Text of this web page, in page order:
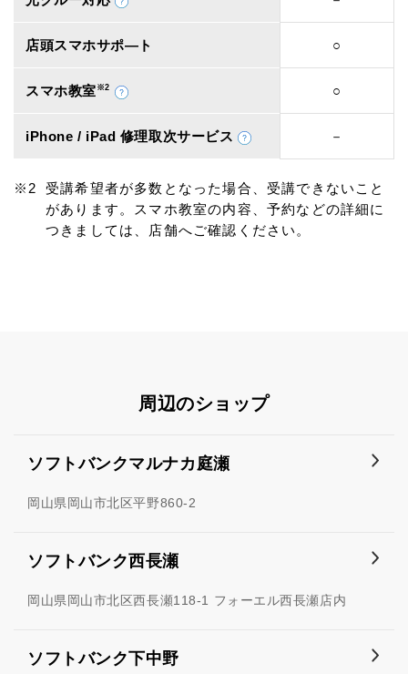
店頭スマホサポ―ト ○
スマホ教室 ※2 ○
iPhone / iPad 修理取次サービス －
受講希望者が多数となった場合、受講できないこと
があります。スマホ教室の内容、予約などの詳細に
つきましては、店舗へご確認ください。
周辺のショップ
ソフトバンクマルナカ庭瀬
岡山県岡山市北区平野860-2
ソフトバンク西長瀬
岡山県岡山市北区西長瀬118-1 フォーエル西長瀬店内
ソフトバンク下中野